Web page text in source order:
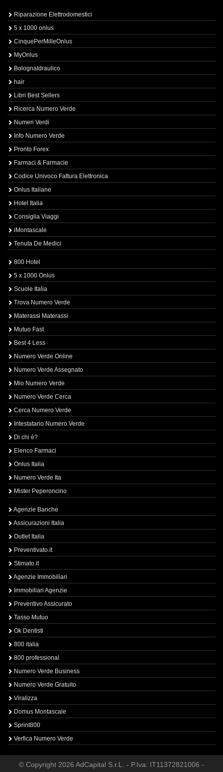
Riparazione Elettrodomestici
5 x 1000 onlus
CinquePerMilleOnlus
MyOnlus
BolognaIdraulico
hair
Libri Best Sellers
Ricerca Numero Verde
Numeri Verdi
Info Numero Verde
Pronto Forex
Farmaci & Farmacie
Codice Univoco Fattura Elettronica
Onlus Italiane
Hotel Italia
Consiglia Viaggi
iMontascale
Tenuta De Medici
800 Hotel
5 x 1000 Onlus
Scuole Italia
Trova Numero Verde
Materassi Materassi
Mutuo Fast
Best 4 Less
Numero Verde Online
Numero Verde Assegnato
Mio Numero Verde
Numero Verde Cerca
Cerca Numero Verde
Intestatario Numero Verde
Di chi è?
Elenco Farmaci
Onlus Italia
Numero Verde Ita
Mister Peperoncino
Agenzie Banche
Assicurazioni Italia
Outlet Italia
Preventivato.it
Stimato.it
Agenzie Immobiliari
Immobiliari Agenzie
Preventivo Assicurato
Tasso Mutuo
Ok Dentisti
800 italia
800 professional
Numero Verde Business
Numero Verde Gratuito
Viralizza
Domus Montascale
Sprint800
Verfica Numero Verde
© Copyright 2026 AdCapital S.r.L. - P.Iva: IT11372821006 -